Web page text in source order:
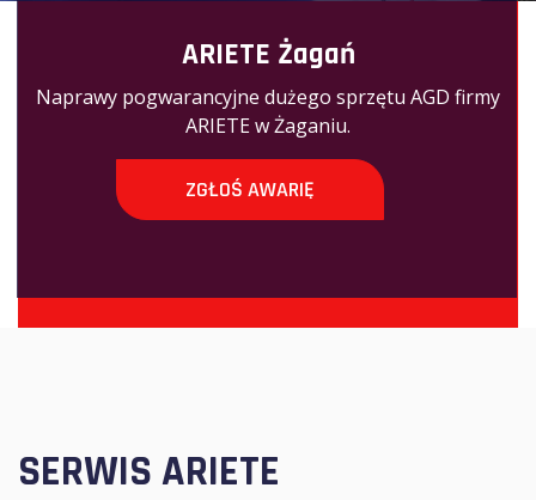
ARIETE Żagań
Naprawy pogwarancyjne dużego sprzętu AGD firmy
ARIETE w Żaganiu.
ZGŁOŚ AWARIĘ
SERWIS ARIETE